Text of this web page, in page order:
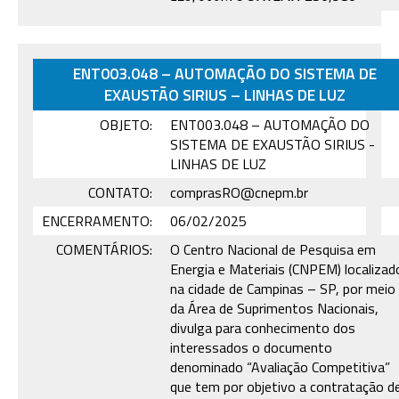
ENT003.048 – AUTOMAÇÃO DO SISTEMA DE
EXAUSTÃO SIRIUS – LINHAS DE LUZ
OBJETO:
ENT003.048 – AUTOMAÇÃO DO
SISTEMA DE EXAUSTÃO SIRIUS -
LINHAS DE LUZ
CONTATO:
comprasRO@cnepm.br
ENCERRAMENTO:
06/02/2025
COMENTÁRIOS:
O Centro Nacional de Pesquisa em
Energia e Materiais (CNPEM)
na cidade de Campinas – SP, por meio
da Área de Suprimentos Nacionais,
divulga para conhecimento dos
interessados o documento
denominado “Avaliação Competitiva”
que tem por objetivo a contratação